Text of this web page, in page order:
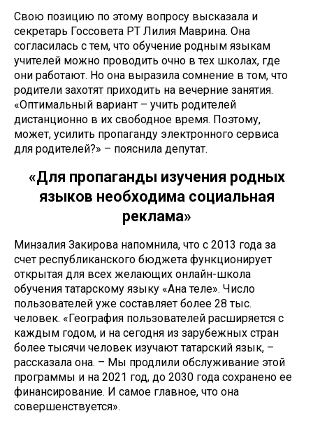
Свою позицию по этому вопросу высказала и
секретарь Госсовета РТ Лилия Маврина. Она
согласилась с тем, что обучение родным языкам
учителей можно проводить очно в тех школах, где
они работают. Но она выразила сомнение в том, что
родители захотят приходить на вечерние занятия.
«Оптимальный вариант – учить родителей
дистанционно в их свободное время. Поэтому,
может, усилить пропаганду электронного сервиса
для родителей?» – пояснила депутат.
«Для пропаганды изучения родных
языков необходима социальная
реклама»
Минзалия Закирова напомнила, что с 2013 года за
счет республиканского бюджета функционирует
открытая для всех желающих онлайн-школа
обучения татарскому языку «Ана теле». Число
пользователей уже составляет более 28 тыс.
человек. «География пользователей расширяется с
каждым годом, и на сегодня из зарубежных стран
более тысячи человек изучают татарский язык, –
рассказала она. – Мы продлили обслуживание этой
программы и на 2021 год, до 2030 года сохранено ее
финансирование. И самое главное, что она
совершенствуется».